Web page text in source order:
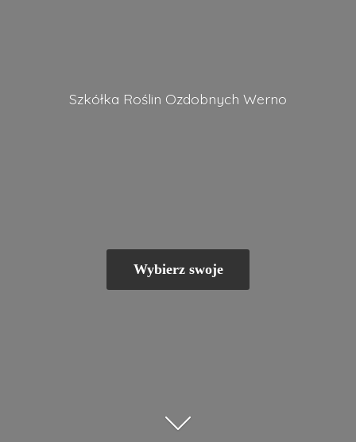
Szkółka Roślin Ozdobnych Werno
Wybierz swoje